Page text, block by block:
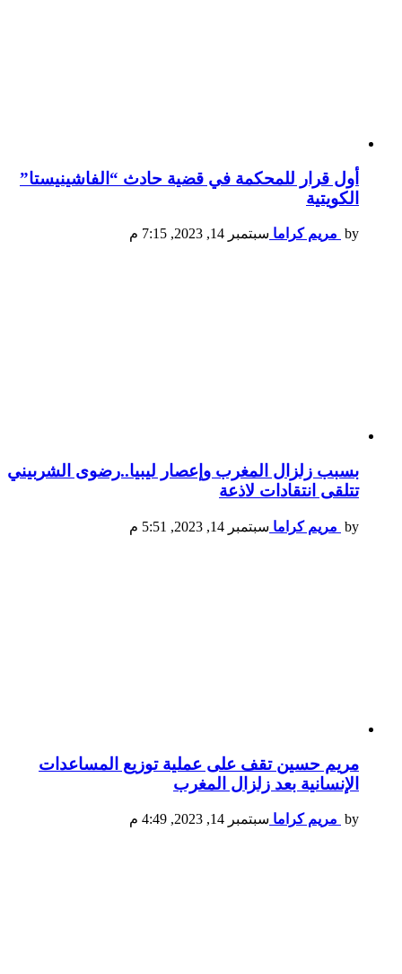
أول قرار للمحكمة في قضية حادث “الفاشينيستا”
الكويتية
by مريم كراما سبتمبر 14, 2023, 7:15 م
بسبب زلزال المغرب وإعصار ليبيا..رضوى الشربيني
تتلقى انتقادات لاذعة
by مريم كراما سبتمبر 14, 2023, 5:51 م
مريم حسين تقف على عملية توزيع المساعدات
الإنسانية بعد زلزال المغرب
by مريم كراما سبتمبر 14, 2023, 4:49 م